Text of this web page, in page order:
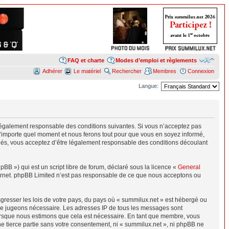
Modes d’emploi et règlements
FAQ et charte
Connexion
Membres
Rechercher
Le matériel
Adhérer
Langue:
responsable des conditions suivantes. Si vous n’acceptez pas
quel moment et nous ferons tout pour que vous en soyez informé,
vous acceptez d’être légalement responsable des conditions découlant
») qui est un script libre de forum, déclaré sous la licence « General
phpBB Limited n’est pas responsable de ce que nous acceptons ou
les lois de votre pays, du pays où « summilux.net » est hébergé ou
jugeons nécessaire. Les adresses IP de tous les messages sont
nous estimons que cela est nécessaire. En tant que membre, vous
partie sans votre consentement, ni « summilux.net », ni phpBB ne